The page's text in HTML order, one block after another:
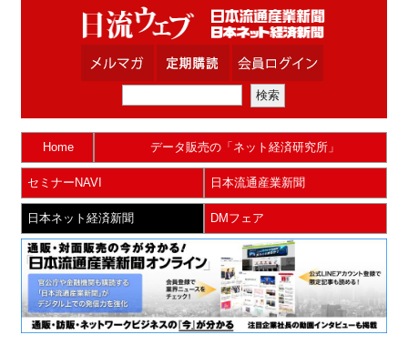
Home データ販売の「ネット経済研究所」
セミナーNAVI 日本流通産業新聞
日本ネット経済新聞 DMフェア